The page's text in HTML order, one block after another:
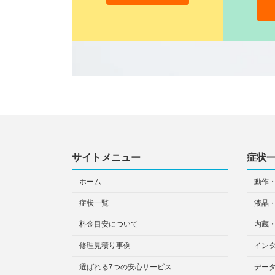
サイトメニュー
ホーム
症状一覧
料金目安について
修理見積り事例
選ばれる7つの安心サービス
症状
動作
液晶
内蔵
イン
デー